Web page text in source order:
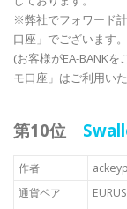
※弊社でフォワード
口座」でございます。
(お客様がEA-BANK
モ口座」はご利用い
第10位
作者
通貨ペア